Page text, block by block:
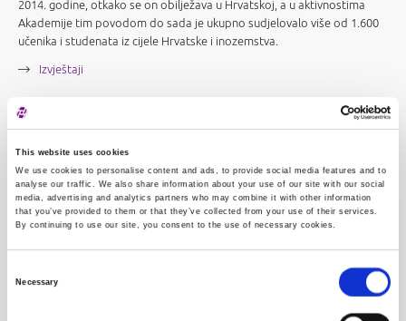
This website uses cookies
We use cookies to personalise content and ads, to provide social media features and to
analyse our traffic. We also share information about your use of our site with our social
media, advertising and analytics partners who may combine it with other information
that you’ve provided to them or that they’ve collected from your use of their services.
By continuing to use our site, you consent to the use of necessary cookies.
Necessary
2014. godine, otkako se on obilježava u Hrvatskoj, a u aktivnostima
Akademije tim povodom do sada je ukupno sudjelovalo više od 1.600
učenika i studenata iz cijele Hrvatske i inozemstva.
Izvještaji